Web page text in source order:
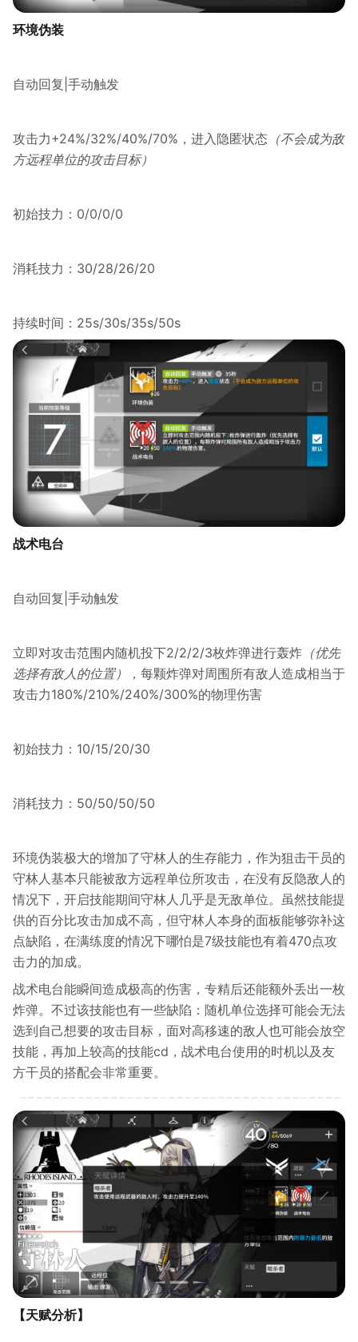
环境伪装
自动回复|手动触发
攻击力+24%/32%/40%/70%，进入隐匿状态 （不会成为敌
方远程单位的攻击目标）
初始技力：0/0/0/0
消耗技力：30/28/26/20
持续时间：25s/30s/35s/50s
战术电台
自动回复|手动触发
立即对攻击范围内随机投下2/2/2/3枚炸弹进行轰炸 （优先
选择有敌人的位置）
，每颗炸弹对周围所有敌人造成相当于
攻击力180%/210%/240%/300%的物理伤害
初始技力：10/15/20/30
消耗技力：50/50/50/50
环境伪装极大的增加了守林人的生存能力，作为狙击干员的
守林人基本只能被敌方远程单位所攻击，在没有反隐敌人的
情况下，开启技能期间守林人几乎是无敌单位。虽然技能提
供的百分比攻击加成不高，但守林人本身的面板能够弥补这
点缺陷，在满练度的情况下哪怕是7级技能也有着470点攻
击力的加成。
战术电台能瞬间造成极高的伤害，专精后还能额外丢出一枚
炸弹。不过该技能也有一些缺陷：随机单位选择可能会无法
选到自己想要的攻击目标，面对高移速的敌人也可能会放空
技能，再加上较高的技能cd，战术电台使用的时机以及友
方干员的搭配会非常重要。
【天赋分析】